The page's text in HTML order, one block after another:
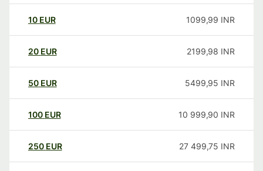
10 EUR 1099,99 INR
20 EUR 2199,98 INR
50 EUR 5499,95 INR
100 EUR 10 999,90 INR
250 EUR 27 499,75 INR